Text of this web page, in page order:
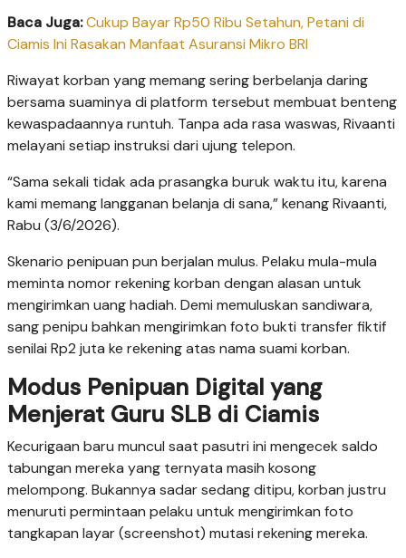
Baca Juga:Cukup Bayar Rp50 Ribu Setahun, Petani di
Ciamis Ini Rasakan Manfaat Asuransi Mikro BRI
Riwayat korban yang memang sering berbelanja daring
bersama suaminya di platform tersebut membuat benteng
kewaspadaannya runtuh. Tanpa ada rasa waswas, Rivaanti
melayani setiap instruksi dari ujung telepon.
“Sama sekali tidak ada prasangka buruk waktu itu, karena
kami memang langganan belanja di sana,” kenang Rivaanti,
Rabu (3/6/2026).
Skenario penipuan pun berjalan mulus. Pelaku mula-mula
meminta nomor rekening korban dengan alasan untuk
mengirimkan uang hadiah. Demi memuluskan sandiwara,
sang penipu bahkan mengirimkan foto bukti transfer fiktif
senilai Rp2 juta ke rekening atas nama suami korban.
Modus Penipuan Digital yang
Menjerat Guru SLB di Ciamis
Kecurigaan baru muncul saat pasutri ini mengecek saldo
tabungan mereka yang ternyata masih kosong
melompong. Bukannya sadar sedang ditipu, korban justru
menuruti permintaan pelaku untuk mengirimkan foto
tangkapan layar (screenshot) mutasi rekening mereka.